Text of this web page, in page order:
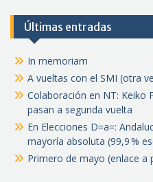
Últimas entradas
In memoriam
A vueltas con el SMI (otra
Colaboración en NT: Keiko
pasan a segunda vuelta
En Elecciones D=a=:
mayoría absoluta (99,9 %
Primero de mayo (enlace a